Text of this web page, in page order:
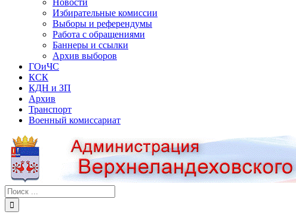
Новости
Избирательные комиссии
Выборы и референдумы
Работа с обращениями
Баннеры и ссылки
Архив выборов
ГОиЧС
КСК
КДН и ЗП
Архив
Транспорт
Военный комиссариат
Результат
поиска: